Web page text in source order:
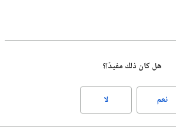
هل كان ذلك مفيدًا؟
نعم لا